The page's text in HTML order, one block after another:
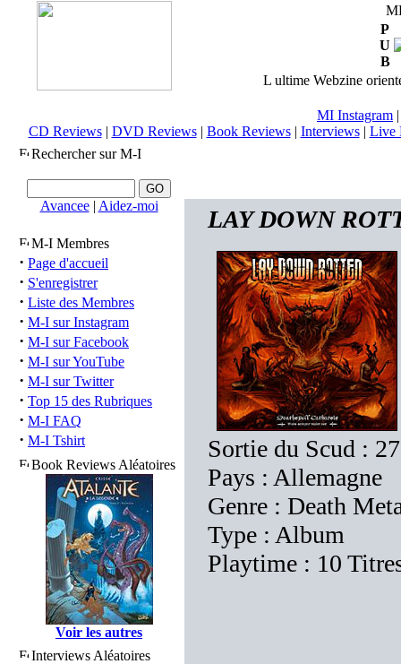
P
U
B
L ultime Webzine
MI Instagram
CD Reviews| DVD Reviews| Book Reviews| Interviews| Live
Rechercher sur M-I
Avancee| Aidez-moi
M-I Membres
· Page d'accueil
· S'enregistrer
· Liste des Membres
· M-I sur Instagram
· M-I sur Facebook
· M-I sur YouTube
· M-I sur Twitter
· Top 15 des Rubriques
· M-I FAQ
· M-I Tshirt
Book Reviews Aléatoires
Voir les autres
Interviews Aléatoires
LAY DOWN
Sortie du Scud :
Pays : Allemagne
Genre : Death
Type : Album
Playtime : 10